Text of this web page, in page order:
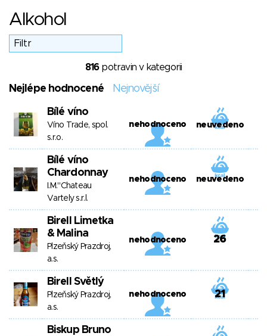
Alkohol
816potravin v kategorii
Nejlépe hodnocené Nejnovější
Bílé víno
Víno Trade, spol.
s.r.o.
nehodnoceno neuvedeno
Bílé víno
Chardonnay
I.M."Chateau
Vartely s.r.l.
nehodnoceno neuvedeno
Birell Limetka
& Malina
Plzeňský Prazdroj,
a.s.
nehodnoceno 26
Birell Světlý
Plzeňský Prazdroj,
a.s.
nehodnoceno 21
Biskup Bruno